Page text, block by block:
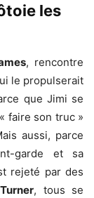
les
, rencontre
le propulserait
que Jimi se
faire son truc »
aussi, parce
garde et sa
rejeté par des
, tous se